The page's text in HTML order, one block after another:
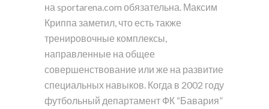
на sportarena.com обязательна. Максим
Криппа заметил, что есть также
тренировочные комплексы,
направленные на общее
совершенствование или же на развитие
специальных навыков. Когда в 2002 году
футбольный департамент ФК “Бавария”